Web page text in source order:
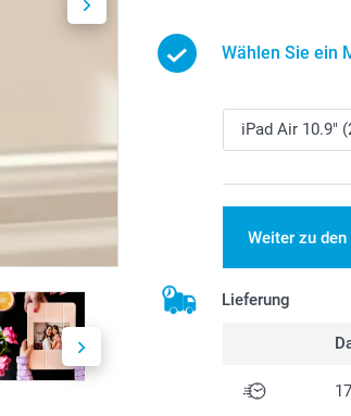
Wählen Sie ein
Weiter zu
Lieferung